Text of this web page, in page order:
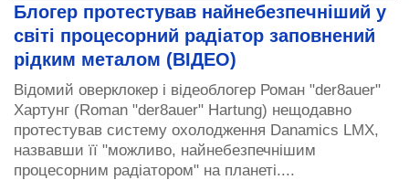
Блогер протестував найнебезпечніший у
світі процесорний радіатор заповнений
рідким металом (ВІДЕО)
Відомий оверклокер і відеоблогер Роман "der8auer"
Хартунг (Roman "der8auer" Hartung) нещодавно
протестував систему охолодження Danamics LMX,
назвавши її "можливо, найнебезпечнішим
процесорним радіатором" на планеті....